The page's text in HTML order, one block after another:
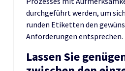
durchgeführt werden, um
runden Etiketten den
Anforderungen entsprechen.
Lassen Sie